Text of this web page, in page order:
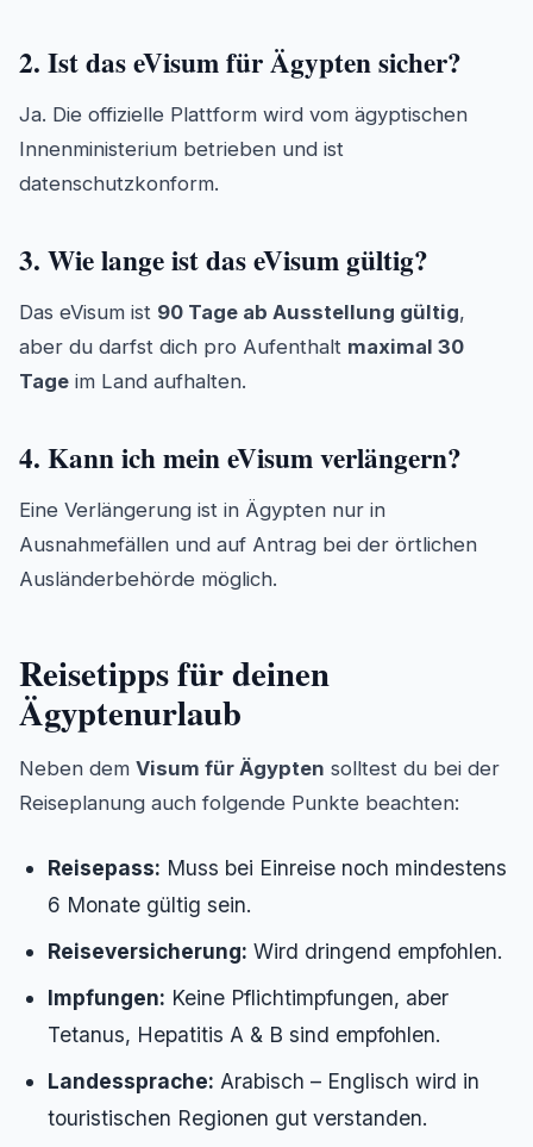
2. Ist das eVisum für Ägypten sicher?
Ja. Die offizielle Plattform wird vom ägyptischen
Innenministerium betrieben und ist
datenschutzkonform.
3. Wie lange ist das eVisum gültig?
Das eVisum ist 90 Tage ab Ausstellung gültig,
aber du darfst dich pro Aufenthalt maximal 30
Tage im Land aufhalten.
4. Kann ich mein eVisum verlängern?
Eine Verlängerung ist in Ägypten nur in
Ausnahmefällen und auf Antrag bei der örtlichen
Ausländerbehörde möglich.
Reisetipps für deinen
Ägyptenurlaub
Neben dem Visum für Ägypten solltest du bei der
Reiseplanung auch folgende Punkte beachten:
Reisepass: Muss bei Einreise noch mindestens
6 Monate gültig sein.
Reiseversicherung: Wird dringend empfohlen.
Impfungen: Keine Pflichtimpfungen, aber
Tetanus, Hepatitis A & B sind empfohlen.
Landessprache: Arabisch – Englisch wird in
touristischen Regionen gut verstanden.